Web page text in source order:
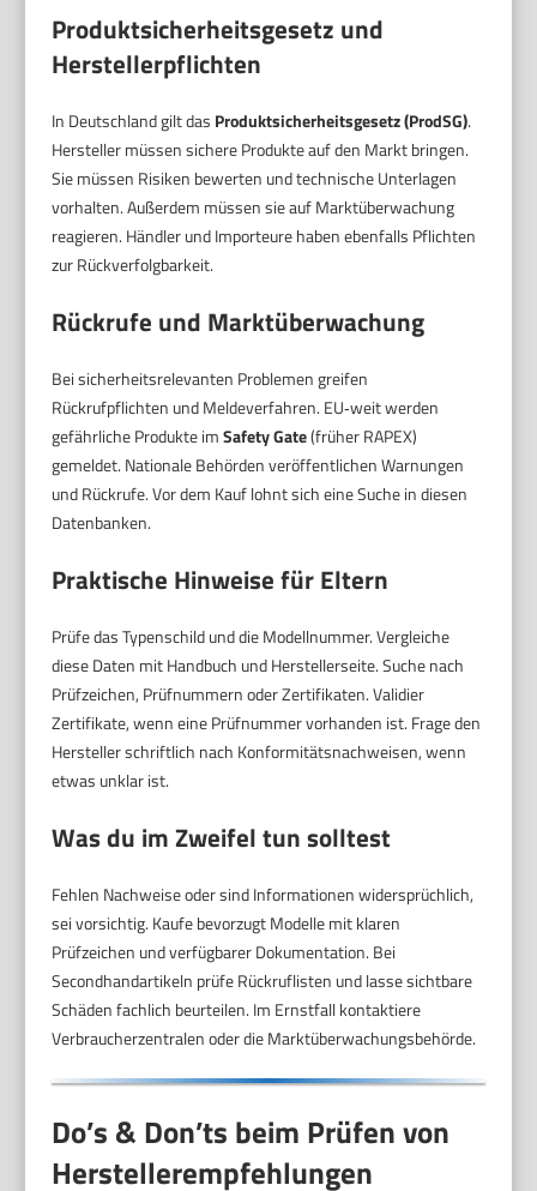
Produktsicherheitsgesetz und
Herstellerpflichten
In Deutschland gilt das Produktsicherheitsgesetz (ProdSG).
Hersteller müssen sichere Produkte auf den Markt bringen.
Sie müssen Risiken bewerten und technische Unterlagen
vorhalten. Außerdem müssen sie auf Marktüberwachung
reagieren. Händler und Importeure haben ebenfalls Pflichten
zur Rückverfolgbarkeit.
Rückrufe und Marktüberwachung
Bei sicherheitsrelevanten Problemen greifen
Rückrufpflichten und Meldeverfahren. EU‑weit werden
gefährliche Produkte imSafety Gate(früher RAPEX)
gemeldet. Nationale Behörden veröffentlichen Warnungen
und Rückrufe. Vor dem Kauf lohnt sich eine Suche in diesen
Datenbanken.
Praktische Hinweise für Eltern
Prüfe das Typenschild und die Modellnummer. Vergleiche
diese Daten mit Handbuch und Herstellerseite. Suche nach
Prüfzeichen, Prüfnummern oder Zertifikaten. Validier
Zertifikate, wenn eine Prüfnummer vorhanden ist. Frage den
Hersteller schriftlich nach Konformitätsnachweisen, wenn
etwas unklar ist.
Was du im Zweifel tun solltest
Fehlen Nachweise oder sind Informationen widersprüchlich,
sei vorsichtig. Kaufe bevorzugt Modelle mit klaren
Prüfzeichen und verfügbarer Dokumentation. Bei
Secondhandartikeln prüfe Rückruflisten und lasse sichtbare
Schäden fachlich beurteilen. Im Ernstfall kontaktiere
Verbraucherzentralen oder die Marktüberwachungsbehörde.
Do’s & Don’ts beim Prüfen von
Herstellerempfehlungen